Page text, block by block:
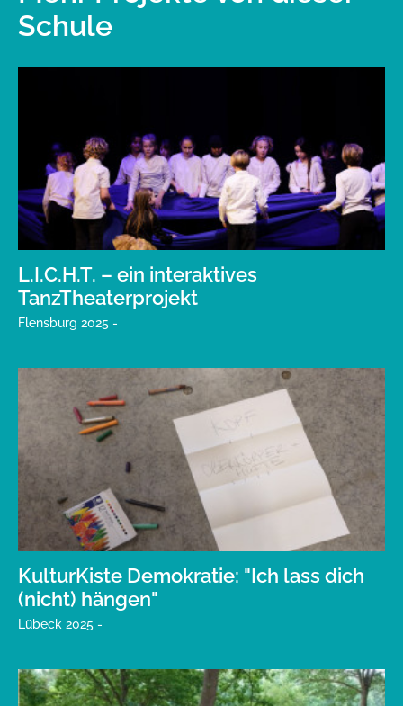
Schule
L.I.C.H.T. – ein interaktives
TanzTheaterprojekt
Flensburg 2025 -
KulturKiste Demokratie: "Ich lass dich
(nicht) hängen"
Lübeck 2025 -